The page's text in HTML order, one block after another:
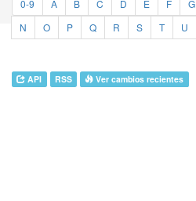
0-9 A B C D E F G
N
O P Q R S T U
API RSS Ver cambios recientes